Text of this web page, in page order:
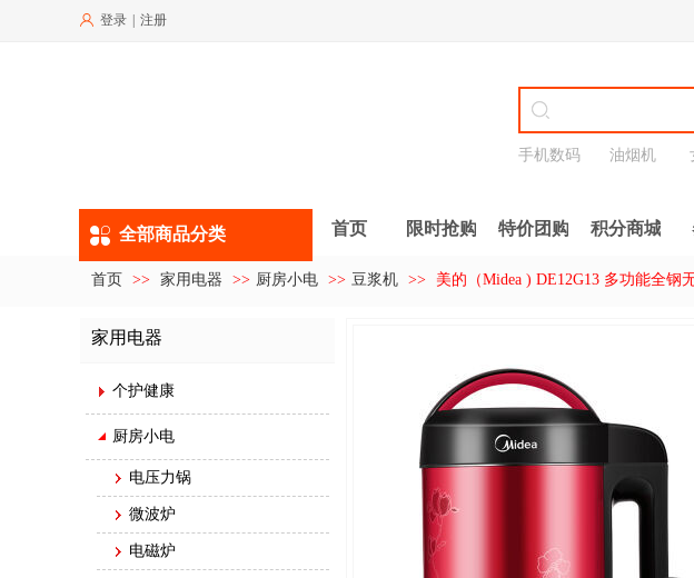
手机数码 油烟机
全部商品分类 首页 限时抢购 特价团购 积分商城
登录 注册
首页 >> 家用电器 >> 厨房小电 >> 豆浆机 >> 美的（Midea ) DE12G13 多功能全钢
家用电器
个护健康
厨房小电
电压力锅
微波炉
电磁炉